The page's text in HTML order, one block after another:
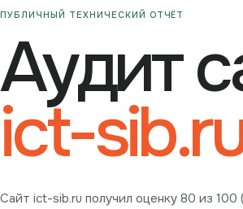
ПУБЛИЧНЫЙ ТЕХНИЧЕСКИЙ ОТЧЁТ
Аудит
ict-
Сайт ict-sib.ru получил оценку 80 из